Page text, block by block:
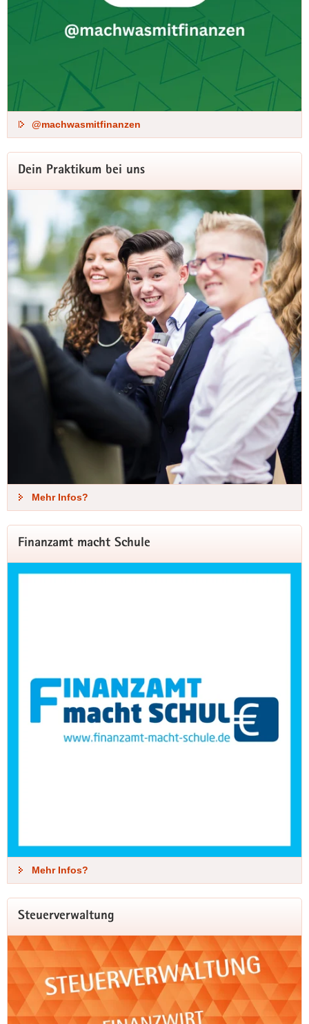
@machwasmitfinanzen
Dein Praktikum bei uns
Mehr Infos?
Finanzamt macht Schule
Mehr Infos?
Steuerverwaltung